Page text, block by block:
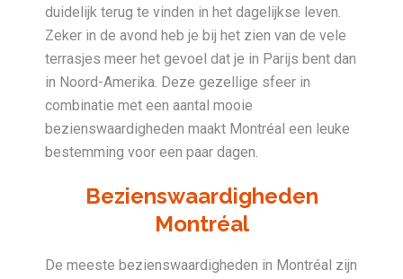
duidelijk terug te vinden in het dagelijkse leven.
Zeker in de avond heb je bij het zien van de vele
terrasjes meer het gevoel dat je in Parijs bent dan
in Noord-Amerika. Deze gezellige sfeer in
combinatie met een aantal mooie
bezienswaardigheden maakt Montréal een leuke
bestemming voor een paar dagen.
Bezienswaardigheden
Montréal
De meeste bezienswaardigheden in Montréal zijn